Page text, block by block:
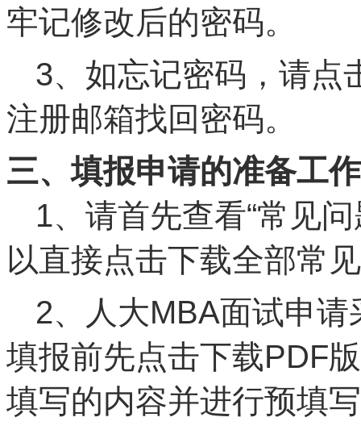
牢记修改后的密码。
3、如忘记密码，请点
注册邮箱找回密码。
三、填报申请的准备工作
1、请首先查看“常见
以直接点击下载全部常
2、人大MBA面试申
填报前先点击下载PDF
填写的内容并进行预填